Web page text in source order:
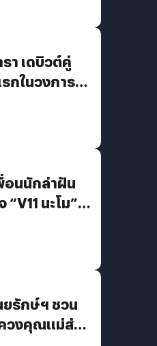
า เดบิวต์คู่
กในวงการ
อนนักล่าฝัน
นะโม”
รักษ์ฯ ชวน
วงคุณแม่ส่ง